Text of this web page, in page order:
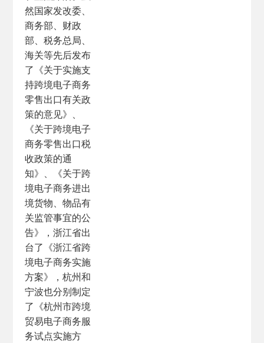
然国家发改委、
商务部、财政
部、税务总局、
海关等先后发布
了《关于实施支
持跨境电子商务
零售出口有关政
策的意见》、
《关于跨境电子
商务零售出口税
收政策的通
知》、《关于跨
境电子商务进出
境货物、物品有
关监管事宜的公
告》，浙江省出
台了《浙江省跨
境电子商务实施
方案》，杭州和
宁波也分别制定
了《杭州市跨境
贸易电子商务服
务试点实施方